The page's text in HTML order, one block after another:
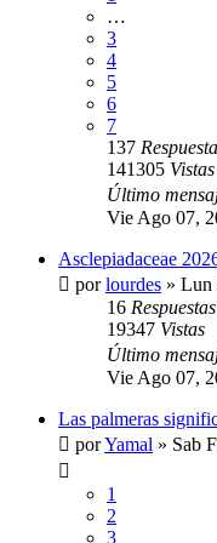
…
3
4
5
6
7
137
141305 Vistas
Último
Vie Ago 07,
Asclepiadaceae
porlourdes » Lun
16 Respuestas
19347 Vistas
Último
Vie Ago 07,
Las palmeras
porYamal » Sab
1
2
3